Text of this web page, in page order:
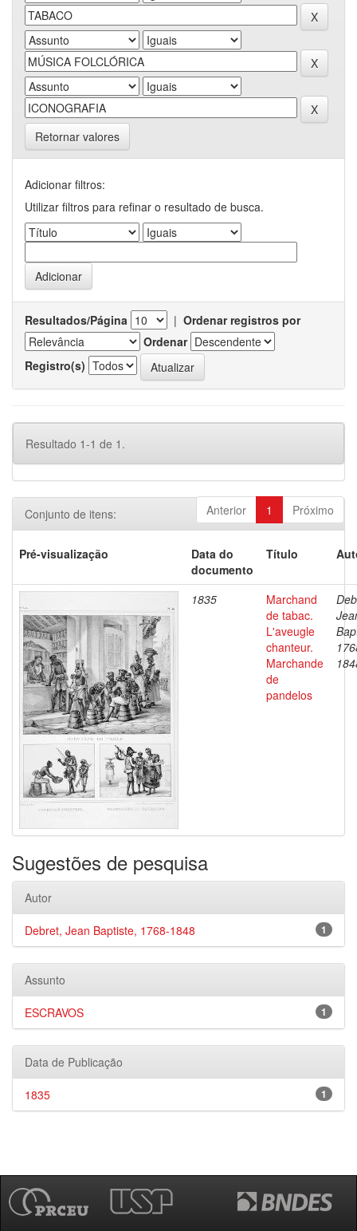
Retornar valores
Adicionar filtros:
Utilizar filtros para refinar o resultado de busca.
Resultados/Página | Ordenar registros por
Ordenar
Registro(s)
Resultado 1-1 de 1.
Anterior 1 Próximo
Conjunto de itens:
Pré-visualização
Data do
documento
Título
1835
Marchand
de tabac.
L'aveugle
chanteur.
Marchande
de
pandelos
Sugestões de pesquisa
Autor
1
Debret, Jean Baptiste, 1768-1848
Assunto
1
ESCRAVOS
Data de Publicação
1
1835